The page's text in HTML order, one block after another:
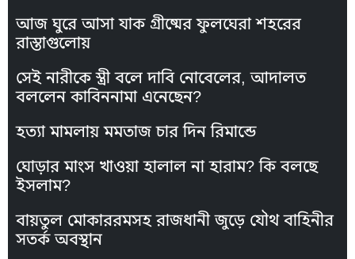
আজ ঘুরে আসা যাক গ্রীষ্মের ফুলঘেরা শহরের
রাস্তাগুলোয়
সেই নারীকে স্ত্রী বলে দাবি নোবেলের, আদালত
বললেন কাবিননামা এনেছেন?
হত্যা মামলায় মমতাজ চার দিন রিমান্ডে
ঘোড়ার মাংস খাওয়া হালাল না হারাম? কি বলছে
ইসলাম?
বায়তুল মোকাররমসহ রাজধানী জুড়ে যৌথ বাহিনীর
সতর্ক অবস্থান